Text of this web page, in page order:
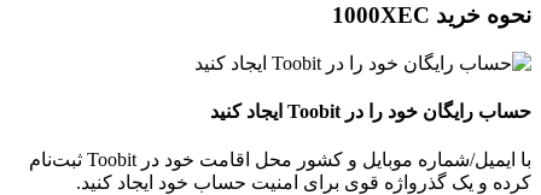
نحوه خرید 1000XEC
حساب رایگان خود را در Toobit ایجاد کنید
با ایمیل/شماره موبایل و کشور محل اقامت خود در Toobit ثبت‌نام
کرده و یک گذرواژه قوی برای امنیت حساب خود ایجاد کنید.